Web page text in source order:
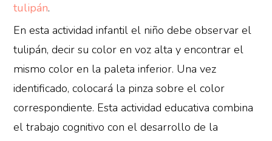
tulipán.
En esta actividad infantil el niño debe observar el
tulipán, decir su color en voz alta y encontrar el
mismo color en la paleta inferior. Una vez
identificado, colocará la pinza sobre el color
correspondiente. Esta actividad educativa combina
el trabajo cognitivo con el desarrollo de la